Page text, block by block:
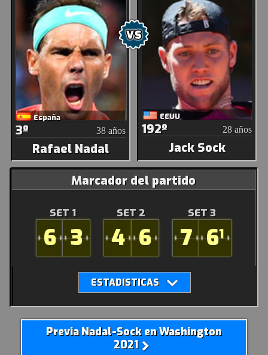
España
3º 38 años
Rafael Nadal
EEUU
192º 28 años
Jack Sock
Marcador del partido
SET 1
6 3
SET 2
4 6
SET 3
7 61
Previa Nadal-Sock en Washington
2021